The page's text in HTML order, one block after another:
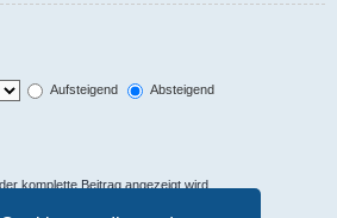
Aufsteigend
Absteigend
komplette Beitrag angezeigt wird.